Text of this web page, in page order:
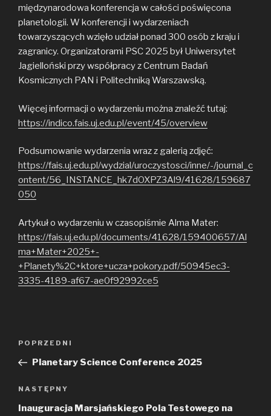
międzynarodowa konferencja w całości poświęcona
planetologii. W konferencji i wydarzeniach
towarzyszących wzięło udział ponad 300 osób z kraju i
zagranicy. Organizatorami PSC 2025 był Uniwersytet
Jagielloński przy współpracy z Centrum Badań
Kosmicznych PAN i Politechniką Warszawską.
Więcej informacji o wydarzeniu można znaleźć tutaj:
https://indico.fais.uj.edu.pl/event/45/overview
Podsumowanie wydarzenia wraz z galerią zdjęć:
https://fais.uj.edu.pl/wydzial/uroczystosci/inne/-/journal_c
ontent/56_INSTANCE_hk7dOXPZ3Al9/41628/159687
050
Artykuł o wydarzeniu w czasopiśmie Alma Mater:
https://fais.uj.edu.pl/documents/41628/159400657/Al
ma+Mater+2025+-
+Planety%2C+ktore+ucza+pokory.pdf/50945ec3-
3335-4189-af67-ae0f92992ce5
Poprzedni
wpis
POPRZEDNI
Planetary Science Conference 2025
Następny
wpis
NASTĘPNY
Inauguracja Marsjańskiego Pola Testowego na